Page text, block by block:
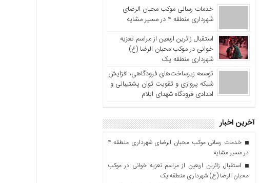
خدمات رسانی موکب محبان الرضای
شهرداری منطقه ۴ در مسیر مشایه
استقبال زائرین اربعین از مراسم تعزیه
خوانی در موکب محبان الرضا (ع)
شهرداری منطقه یک
توسعه زیرساخت‌های فرودگاهی، افزایش
شبکه پروازی و تقویت توان پشتیبانی و
امدادی فرودگاه شهدای ایلام
آخرین اخبار
خدمات رسانی موکب محبان الرضای شهرداری منطقه ۴
در مسیر مشایه
استقبال زائرین اربعین از مراسم تعزیه خوانی در موکب
محبان الرضا (ع) شهرداری منطقه یک